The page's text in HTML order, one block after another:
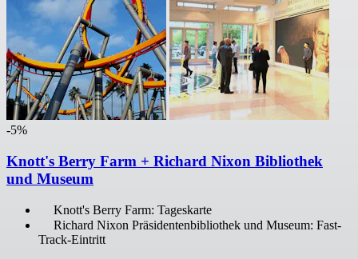
-5%
Knott's Berry Farm + Richard Nixon Bibliothek
und Museum
Knott's Berry Farm: Tageskarte
Richard Nixon Präsidentenbibliothek und Museum: Fast-
Track-Eintritt